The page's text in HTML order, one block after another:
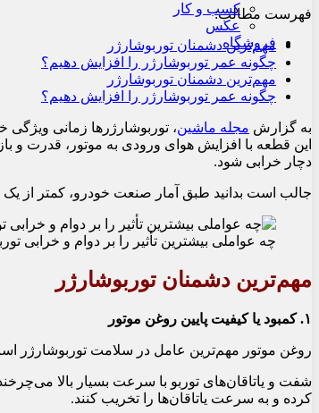
کسب و کار
عکس
فروشگاه
فهرست مطالب:
مهم‌ترین دشمنان توربوشارژر
چگونه عمر توربوشارژر را افزایش دهیم؟
مهم‌ترین دشمنان توربوشارژر
چگونه عمر توربوشارژر را افزایش دهیم؟
به گزارش مجله ماشین، توربوشارژرها زمانی
این قطعه با افزایش هوای ورودی به موتور، قدرت و
دچار خرابی شود.
جالب است بدانید طبق آمار صنعت خودرو، کمتر از
چه عواملی بیشترین تأثیر را بر دوام و خرابی
مهم‌ترین دشمنان توربوشارژر
۱. کمبود یا کیفیت پایین روغن موتور
روغن موتور مهم‌ترین عامل در سلامت توربوشارژر است و گفته می‌شود بیش از ۹۰ درصد
شفت و یاتاقان‌های توربو با سرعت بسیار بالا
کرده و به سرعت یاتاقان‌ها را تخریب کنند.